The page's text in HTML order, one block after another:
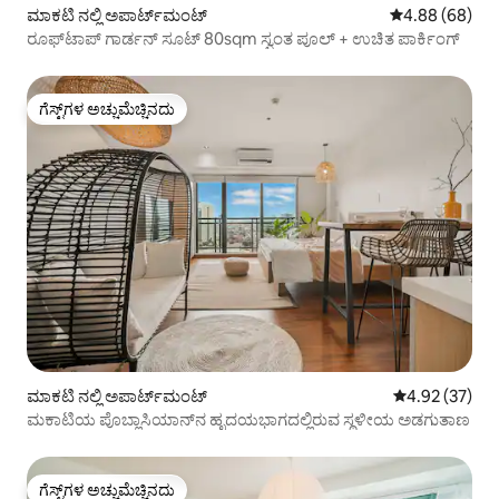
ಮಾಕಟಿ ನಲ್ಲಿ ಅಪಾರ್ಟ್‌ಮಂಟ್ 5 ರಲ್ಲಿ 4.88
4.88 (68)
ರೂಫ್‌ಟಾಪ್ ಗಾರ್ಡನ್ ಸೂಟ್ 80sqm ಸ್ವಂತ ಪೂಲ್ + ಉಚಿತ ಪಾರ್ಕಿಂಗ್
ಗೆಸ್ಟ್‌ಗಳ ಅಚ್ಚುಮೆಚ್ಚಿನದು
ಗೆಸ್ಟ್‌ಗಳ ಅಚ್ಚುಮೆಚ್ಚಿನದು
ಮಾಕಟಿ ನಲ್ಲಿ ಅಪಾರ್ಟ್‌ಮಂಟ್ 5 ರಲ್ಲಿ 4.92
4.92 (37)
ಮಕಾಟಿಯ ಪೊಬ್ಲಾಸಿಯಾನ್‌ನ ಹೃದಯಭಾಗದಲ್ಲಿರುವ ಸ್ಥಳೀಯ ಅಡಗುತಾಣ
ಗೆಸ್ಟ್‌ಗಳ ಅಚ್ಚುಮೆಚ್ಚಿನದು